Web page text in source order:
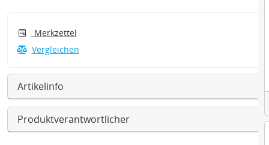
Merkzettel
Vergleichen
Artikelinfo
Produktverantwortlicher